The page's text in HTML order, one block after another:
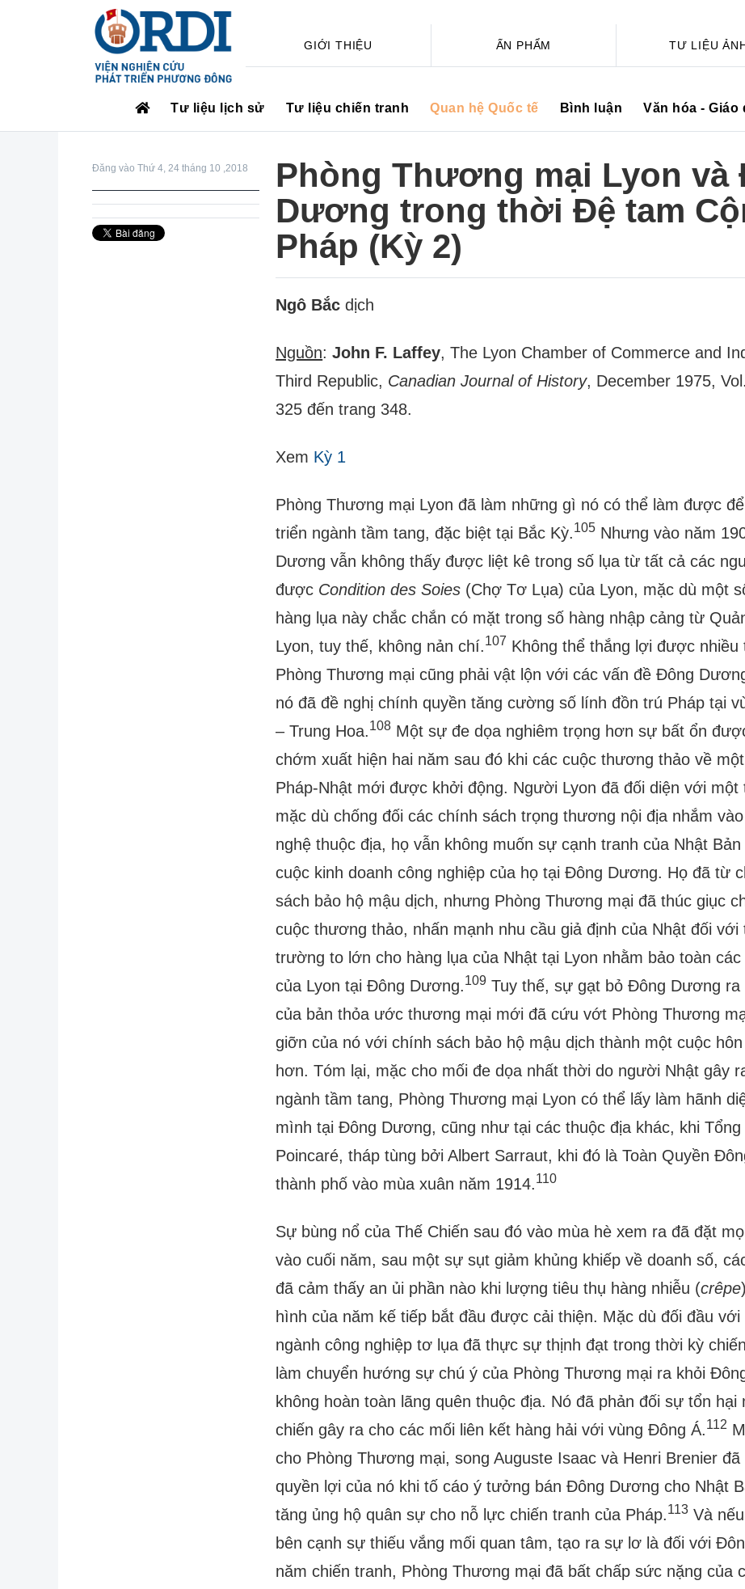
GIỚI THIỆU ẤN PHẨM TƯ LIỆU
Tư liệu lịch sử Tư liệu chiến tranh Quan hệ Quốc tế Bình luận Văn hóa - Giáo
Đăng vào Thứ 4, 24 tháng 10 ,2018
Phòng Thương mại Lyon và
Dương trong thời Đệ tam
Pháp (Kỳ 2)
Ngô Bắcdịch
Nguồn:John F. Laffey, The Lyon Chamber of Commerce and
Third Republic, Canadian Journal of History, December 1975,
325 đến trang 348.
Xem Kỳ 1
Phòng Thương mại Lyon đã làm những gì nó có thể làm được
triển ngành tầm tang, đặc biệt tại Bắc Kỳ.105 Nhưng vào năm
Dương vẫn không thấy được liệt kê trong số lụa từ tất cả các
được Condition des Soies (Chợ Tơ Lụa) của Lyon, mặc dù một
hàng lụa này chắc chắn có mặt trong số hàng nhập cảng từ
Lyon, tuy thế, không nản chí.107 Không thể thắng lợi được nhiều
Phòng Thương mại cũng phải vật lộn với các vấn đề Đông
nó đã đề nghị chính quyền tăng cường số lính đồn trú Pháp tại
– Trung Hoa.108 Một sự đe dọa nghiêm trọng hơn sự bất ổn
chớm xuất hiện hai năm sau đó khi các cuộc thương thảo về
Pháp-Nhật mới được khởi động. Người Lyon đã đối diện với một
mặc dù chống đối các chính sách trọng thương nội địa nhắm
nghệ thuộc địa, họ vẫn không muốn sự cạnh tranh của Nhật
cuộc kinh doanh công nghiệp của họ tại Đông Dương. Họ đã từ
sách bảo hộ mậu dịch, nhưng Phòng Thương mại đã thúc giục
cuộc thương thảo, nhấn mạnh nhu cầu giả định của Nhật đối
trường to lớn cho hàng lụa của Nhật tại Lyon nhằm bảo toàn các
của Lyon tại Đông Dương.109 Tuy thế, sự gạt bỏ Đông Dương ra
của bản thỏa ước thương mại mới đã cứu vớt Phòng Thương
giỡn của nó với chính sách bảo hộ mậu dịch thành một cuộc
hơn. Tóm lại, mặc cho mối đe dọa nhất thời do người Nhật gây
ngành tầm tang, Phòng Thương mại Lyon có thể lấy làm hãnh
mình tại Đông Dương, cũng như tại các thuộc địa khác, khi Tổng
Poincaré, tháp tùng bởi Albert Sarraut, khi đó là Toàn Quyền
thành phố vào mùa xuân năm 1914.110
Sự bùng nổ của Thế Chiến sau đó vào mùa hè xem ra đã đặt
vào cuối năm, sau một sự sụt giảm khủng khiếp về doanh số,
đã cảm thấy an ủi phần nào khi lượng tiêu thụ hàng nhiễu (crêpe
hình của năm kế tiếp bắt đầu được cải thiện. Mặc dù đối đầu
ngành công nghiệp tơ lụa đã thực sự thịnh đạt trong thời kỳ
làm chuyển hướng sự chú ý của Phòng Thương mại ra khỏi
không hoàn toàn lãng quên thuộc địa. Nó đã phản đối sự tổn
chiến gây ra cho các mối liên kết hàng hải với vùng Đông Á.112
cho Phòng Thương mại, song Auguste Isaac và Henri Brenier
quyền lợi của nó khi tố cáo ý tưởng bán Đông Dương cho Nhật
tăng ủng hộ quân sự cho nỗ lực chiến tranh của Pháp.113 Và
bên cạnh sự thiếu vắng mối quan tâm, tạo ra sự lơ là đối với
năm chiến tranh, Phòng Thương mại đã bất chấp sức nặng của